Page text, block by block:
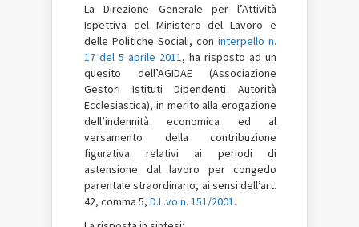
La Direzione Generale per l’Attività
Ispettiva del Ministero del Lavoro e
delle Politiche Sociali, con interpello n.
17 del 5 aprile 2011, ha risposto ad un
quesito dell’AGIDAE (Associazione
Gestori Istituti Dipendenti Autorità
Ecclesiastica), in merito alla erogazione
dell’indennità economica ed al
versamento della contribuzione
figurativa relativi ai periodi di
astensione dal lavoro per congedo
parentale straordinario, ai sensi dell’art.
42, comma 5, D.L.vo n. 151/2001.